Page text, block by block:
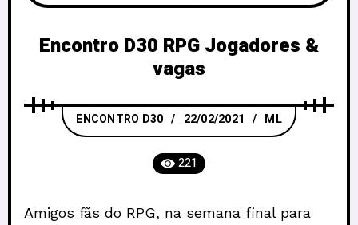
Encontro D30 RPG Jogadores &
vagas
ENCONTRO D30 22/02/2021 ML
221
Amigos fãs do RPG, na semana final para